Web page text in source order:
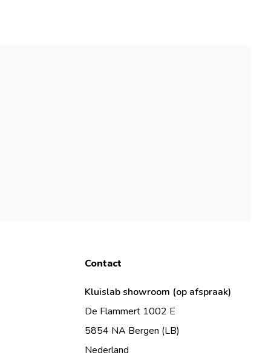
Contact
Kluislab showroom (op afspraak)
De Flammert 1002 E
5854 NA Bergen (LB)
Nederland